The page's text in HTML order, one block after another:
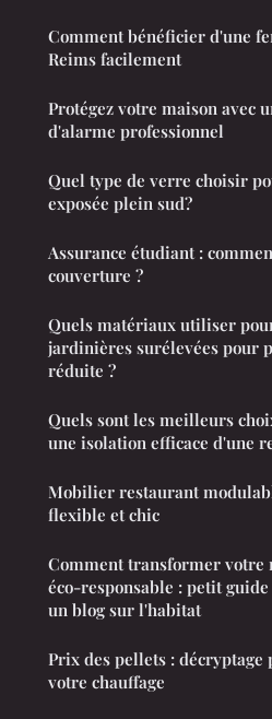
Comment bénéficier d'une
Reims facilement
Protégez votre maison avec
d'alarme professionnel
Quel type de verre choisir
exposée plein sud?
Assurance étudiant :
couverture ?
Quels matériaux utiliser
jardinières surélevées pour
réduite ?
Quels sont les meilleurs
une isolation efficace d'une
Mobilier restaurant
flexible et chic
Comment transformer votre
éco-responsable : petit
un blog sur l'habitat
Prix des pellets : décryptage
votre chauffage